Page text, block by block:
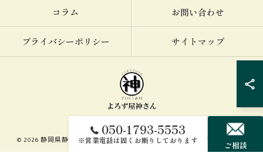
050-1793-5553
※営業電話は固くお断りしております ご相談
コラム お問い合わせ
プライバシーポリシー サイトマップ
© 2026 静岡県静岡市で便利屋ならよろず屋神さん ALL RIGHTS RESERVED.